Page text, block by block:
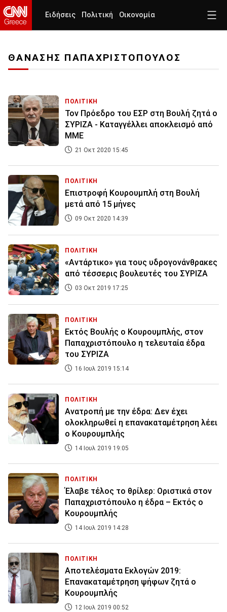
Ειδήσεις Πολιτική Οικονομία
ΘΑΝΑΣΗΣ ΠΑΠΑΧΡΙΣΤΟΠΟΥΛΟΣ
ΠΟΛΙΤΙΚΗ
Τον Πρόεδρο του ΕΣΡ στη Βουλή ζητά ο
ΣΥΡΙΖΑ - Καταγγέλλει αποκλεισμό από
ΜΜΕ
21 Οκτ 2020 15:45
ΠΟΛΙΤΙΚΗ
Επιστροφή Κουρουμπλή στη Βουλή
μετά από 15 μήνες
09 Οκτ 2020 14:39
ΠΟΛΙΤΙΚΗ
«Αντάρτικο» για τους υδρογονάνθρακες
από τέσσερις βουλευτές του ΣΥΡΙΖΑ
03 Οκτ 2019 17:25
ΠΟΛΙΤΙΚΗ
Εκτός Βουλής ο Κουρουμπλής, στον
Παπαχριστόπουλο η τελευταία έδρα
του ΣΥΡΙΖΑ
16 Ιουλ 2019 15:14
ΠΟΛΙΤΙΚΗ
Ανατροπή με την έδρα: Δεν έχει
ολοκληρωθεί η επανακαταμέτρηση λέει
ο Κουρουμπλής
14 Ιουλ 2019 19:05
ΠΟΛΙΤΙΚΗ
Έλαβε τέλος το θρίλερ: Οριστικά στον
Παπαχριστόπουλο η έδρα – Εκτός ο
Κουρουμπλής
14 Ιουλ 2019 14:28
ΠΟΛΙΤΙΚΗ
Αποτελέσματα Εκλογών 2019:
Επανακαταμέτρηση ψήφων ζητά ο
Κουρουμπλής
12 Ιουλ 2019 00:52